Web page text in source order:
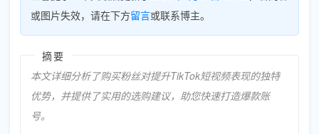
或图片失效，请在下方留言或联系博主。
摘要
本文详细分析了购买粉丝对提升TikTok短视频表现的独特
优势，并提供了实用的选购建议，助您快速打造爆款账
号。